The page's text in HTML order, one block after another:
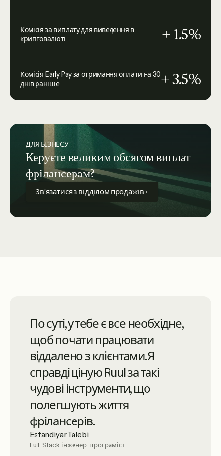
Комісія за виплату для виведення в
криптовалюті
+ 1.5%
Комісія Early Pay за отримання оплати на 30
днів раніше
+ 3.5%
ДЛЯ БІЗНЕСУ
Керуєте великим обсягом виплат
фрілансерам?
Зв’язатися з відділом продажів
Ruul — синонім передових
онлайн-сервісів із піком
обслуговування клієнтів
високого рівня. Вони дуже
професійні — настійно
рекомендую.
Luciano Landaeta
Архітектор
По суті, у тебе є все необхідне,
щоб почати працювати
віддалено з клієнтами. Я
справді ціную Ruul за такі
чудові інструменти, що
полегшують життя
фрілансерів.
Esfandiyar Talebi
Full-Stack інженер-програміст